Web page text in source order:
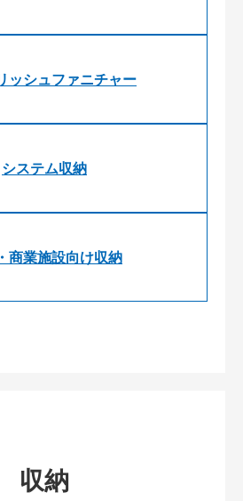
ッシュファニチャー
システム収納
商業施設向け収納
収納